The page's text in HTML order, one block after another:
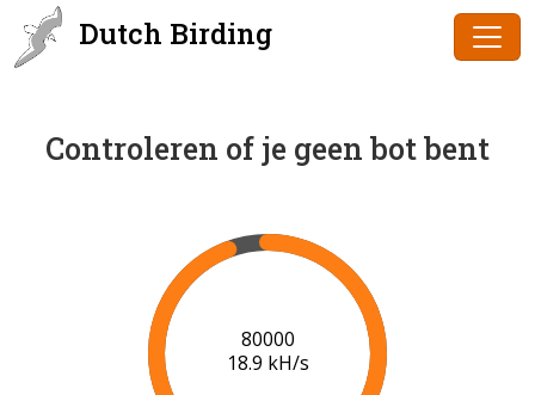
Dutch Birding
Controleren of je geen bot bent
80000
18.9 kH/s